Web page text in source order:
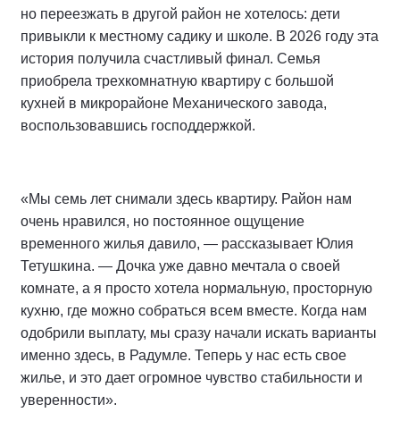
но переезжать в другой район не хотелось: дети
привыкли к местному садику и школе. В 2026 году эта
история получила счастливый финал. Семья
приобрела трехкомнатную квартиру с большой
кухней в микрорайоне Механического завода,
воспользовавшись господдержкой.
«Мы семь лет снимали здесь квартиру. Район нам
очень нравился, но постоянное ощущение
временного жилья давило, — рассказывает Юлия
Тетушкина. — Дочка уже давно мечтала о своей
комнате, а я просто хотела нормальную, просторную
кухню, где можно собраться всем вместе. Когда нам
одобрили выплату, мы сразу начали искать варианты
именно здесь, в Радумле. Теперь у нас есть свое
жилье, и это дает огромное чувство стабильности и
уверенности».